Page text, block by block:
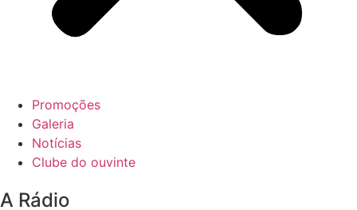
Promoções
Galeria
Notícias
Clube do ouvinte
A Rádio